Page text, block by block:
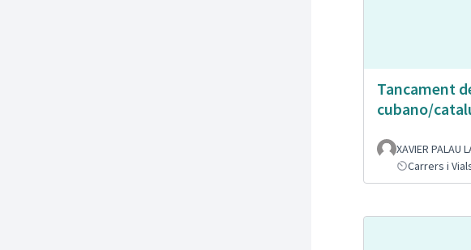
Tancament
cubano/
XAVIER PALAU
Carrers i